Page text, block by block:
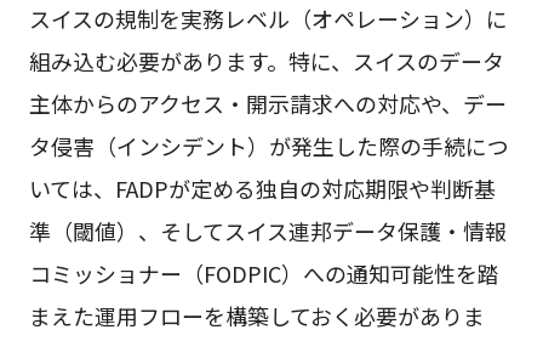
スイスの規制を実務レベル（オペレーション）に
組み込む必要があります。特に、スイスのデータ
主体からのアクセス・開示請求への対応や、デー
タ侵害（インシデント）が発生した際の手続につ
いては、FADPが定める独自の対応期限や判断基
準（閾値）、そしてスイス連邦データ保護・情報
コミッショナー（FODPIC）への通知可能性を踏
まえた運用フローを構築しておく必要がありま